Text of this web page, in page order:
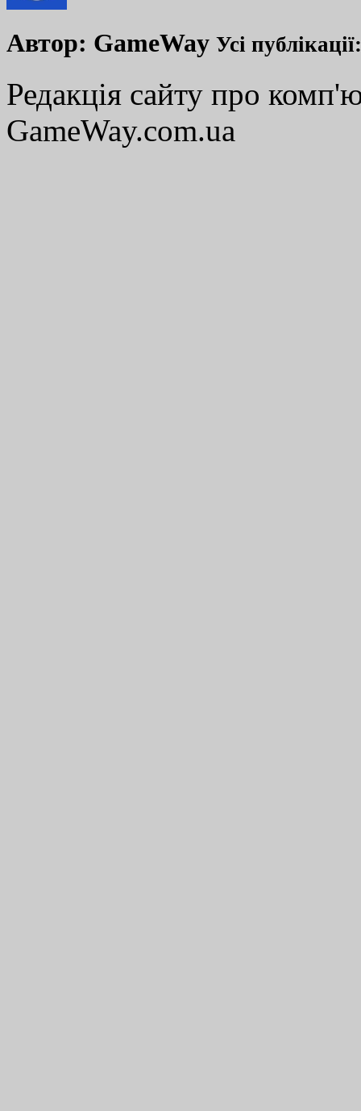
Автор: GameWay Усі
Редакція сайту про
GameWay.com.ua